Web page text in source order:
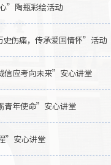
”陶瓶彩绘活动
伤痛，传承爱国情怀”活动
应考向未来”安心讲堂
年使命”安心讲堂
”安心讲堂